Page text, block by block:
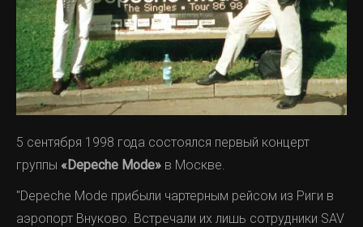
5 сентября 1998 года состоялся первый концерт
группы «Depeche Mode» в Москве.
"Depeche Mode прибыли чартерным рейсом из Риги в
аэропорт Внуково. Встречали их лишь сотрудники SAV